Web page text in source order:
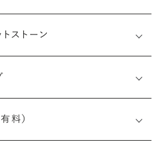
ストーン
注文前だけでなく購入後の刻印も、
刻印は、無料にて承ります（デザ
料）